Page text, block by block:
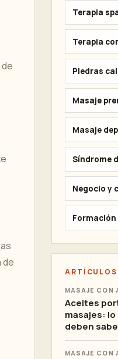
de
Terapia
Terapia
Piedras
Masaje
Masaje
Síndrome
Negocio y
Formación
MASAJE CON
Aceites
masajes:
deben
MASAJE CON